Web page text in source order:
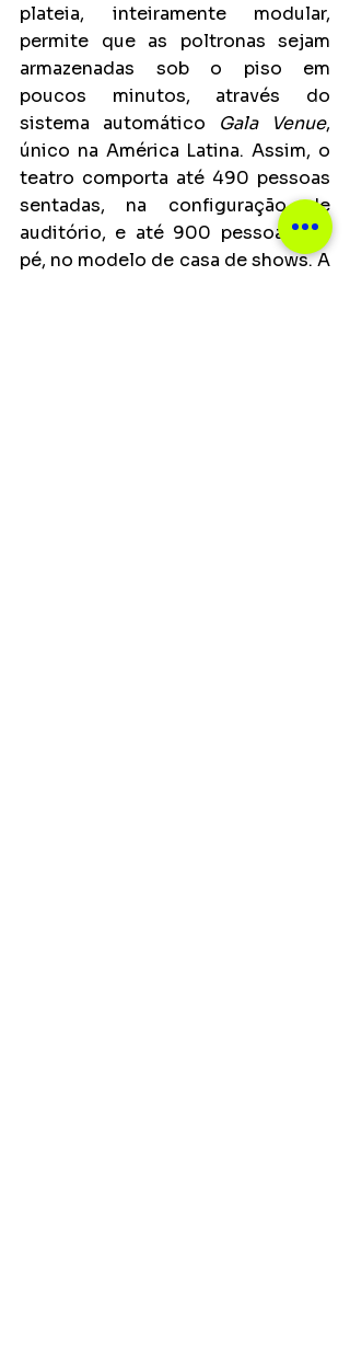
plateia, inteiramente modular,
permite que as poltronas sejam
armazenadas sob o piso em
poucos minutos, através do
sistema automático Gala Venue,
único na América Latina. Assim, o
teatro comporta até 490 pessoas
sentadas, na configuração de
auditório, e até 900 pessoas em
pé, no modelo de casa de shows. A